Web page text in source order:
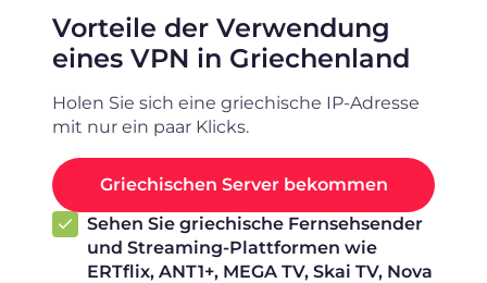
Vorteile der Verwendung
eines VPN in Griechenland
Holen Sie sich eine griechische IP-Adresse
mit nur ein paar Klicks.
Griechischen Server bekommen
Sehen Sie griechische Fernsehsender
und Streaming-Plattformen wie
ERTflix, ANT1+, MEGA TV, Skai TV, Nova